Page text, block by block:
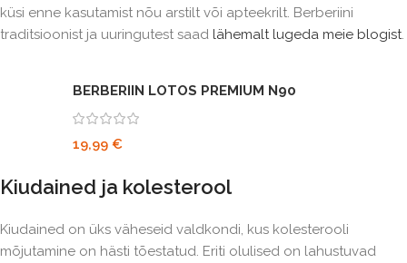
küsi enne kasutamist nõu arstilt või apteekrilt. Berberiini
traditsioonist ja uuringutest saad lähemalt lugeda meie blogist.
BERBERIIN LOTOS PREMIUM N90
19,99 €
Kiudained ja kolesterool
Kiudained on üks väheseid valdkondi, kus kolesterooli
mõjutamine on hästi tõestatud. Eriti olulised on lahustuvad